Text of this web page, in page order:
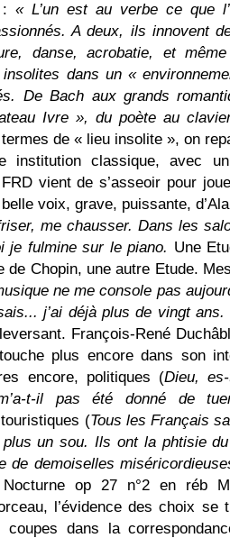
« L’un est au verbe ce que
A deux, ils innovent
danse, acrobatie, et
dans un «
De Bach aux grands
Ivre », du poète au
de « lieu insolite », on
institution classique, avec
vient de s’asseoir pour
voix, grave, puissante,
me chausser. Dans les
je fulmine sur le piano. Une
de Chopin, une autre Etude.
ne me console pas
j’ai déjà plus de vingt ans.
François-René
plus encore dans son
encore, politiques (Dieu,
t-il pas été donné de
(Tous les Français
plus un sou. Ils ont la phtisie
de demoiselles
op 27 n°2 en réb
l’évidence des choix
dans la